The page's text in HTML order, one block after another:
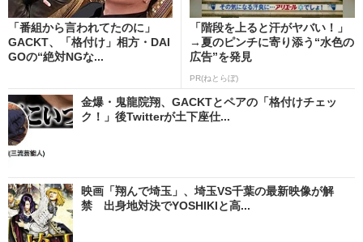
「番組から言われてたのに」
GACKT、「格付け」相方・DAI
GOの“絶対NGな...
「階段を上ると汗がヤバい！」
→夏のピンチに寄り添う“水色の
広告”を発見
PR(ねとらぼ)
金爆・鬼龍院翔、GACKTとペアの「格付けチェッ
ク！」後Twitterが土下座仕...
映画「翔んで埼玉」、埼玉VS千葉の最新映像が解
禁 出身地対決でYOSHIKIと高...